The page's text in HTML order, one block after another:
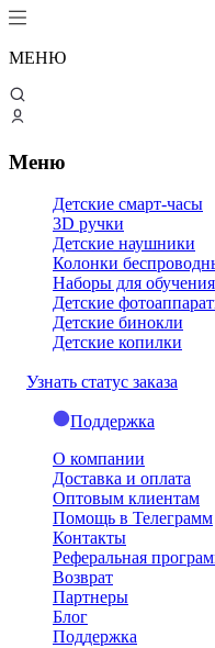
МЕНЮ
Меню
Детские смарт-часы
3D ручки
Детские наушники
Колонки
Наборы для обучения
Детские
Детские бинокли
Детские копилки
Узнать статус заказа
Поддержка
О компании
Доставка и оплата
Оптовым клиентам
Помощь в Телеграмм
Контакты
Реферальная
Возврат
Партнеры
Блог
Поддержка